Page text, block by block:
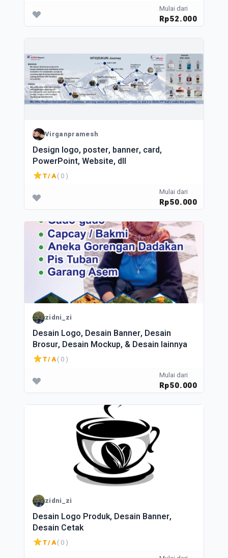
Mulai dari
Rp52.000
Virganpramesh
Design logo, poster, banner, card,
PowerPoint, Website, dll
T/A( 0 )
Mulai dari
Rp50.000
zidni_zi
Desain Logo, Desain Banner, Desain
Brosur, Desain Mockup, & Desain lainnya
T/A( 0 )
Mulai dari
Rp50.000
zidni_zi
Desain Logo Produk, Desain Banner,
Desain Cetak
T/A( 0 )